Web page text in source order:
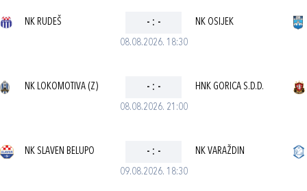
08.08.2026. 18:30
NK RUDEŠ - : - NK OSIJEK
08.08.2026. 21:00
NK LOKOMOTIVA (Z) - : - HNK GORICA S.D.D.
09.08.2026. 18:30
NK SLAVEN BELUPO - : - NK VARAŽDIN